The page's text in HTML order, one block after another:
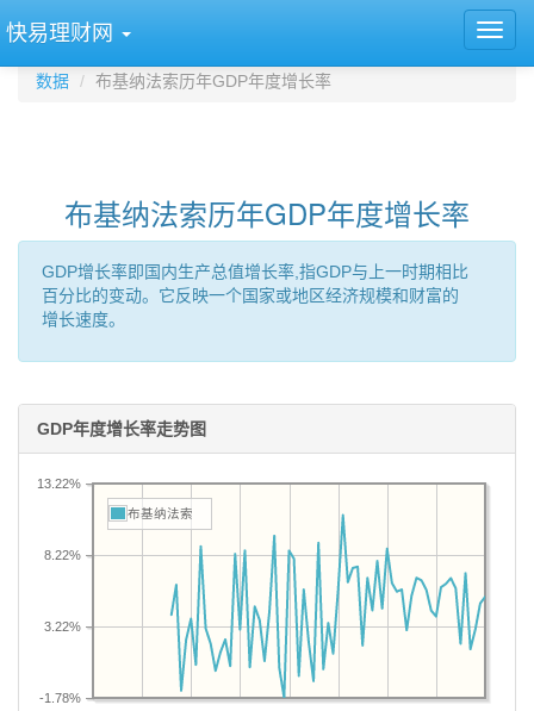
快易理财网
数据 布基纳法索历年GDP年度增长率
布基纳法索历年GDP年度增长率
GDP增长率即国内生产总值增长率,指GDP与上一时期相比
百分比的变动。它反映一个国家或地区经济规模和财富的
增长速度。
GDP年度增长率走势图
-1.78%
3.22%
8.22%
13.22%
布基纳法索